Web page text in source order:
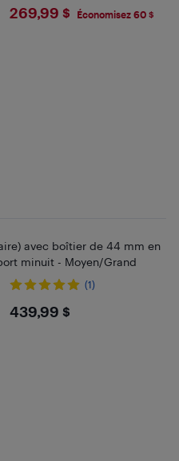
$269.99
269,99 $ Économisez 60 $
avec boîtier de 44 mm en
minuit - Moyen/Grand
(1)
$439.99
439,99 $